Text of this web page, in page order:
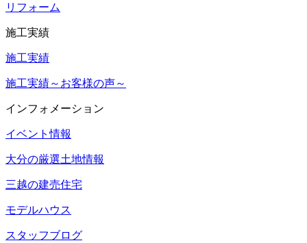
リフォーム
施工実績
施工実績
施工実績～お客様の声～
インフォメーション
イベント情報
大分の厳選土地情報
三越の建売住宅
モデルハウス
スタッフブログ